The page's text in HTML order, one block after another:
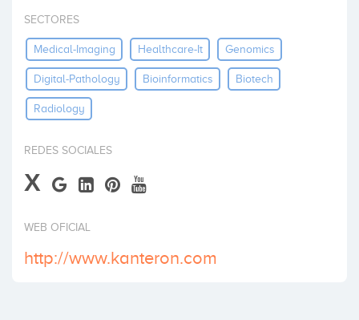
Invertir
SECTORES
Medical-Imaging Healthcare-It Genomics
Digital-Pathology Bioinformatics Biotech
Radiology
REDES SOCIALES
X
WEB OFICIAL
http://www.kanteron.com